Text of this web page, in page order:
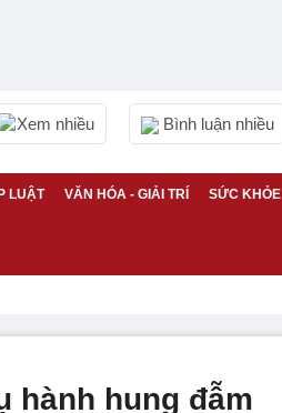
Xem nhiều Bình luận nhiều
LUẬT VĂN HÓA - GIẢI TRÍ SỨC KHỎE
hành hung đẫm